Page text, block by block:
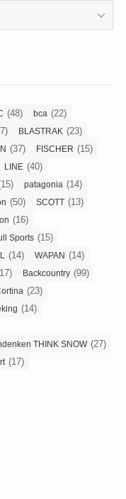
(48) bca (22)
BLASTRAK (23)
(37) FISCHER (15)
LINE (40)
patagonia (14)
(50) SCOTT (13)
(16)
Sports (15)
(14) WAPAN (14)
Backcountry (99)
(23)
(14)
THINK SNOW(27)
(17)